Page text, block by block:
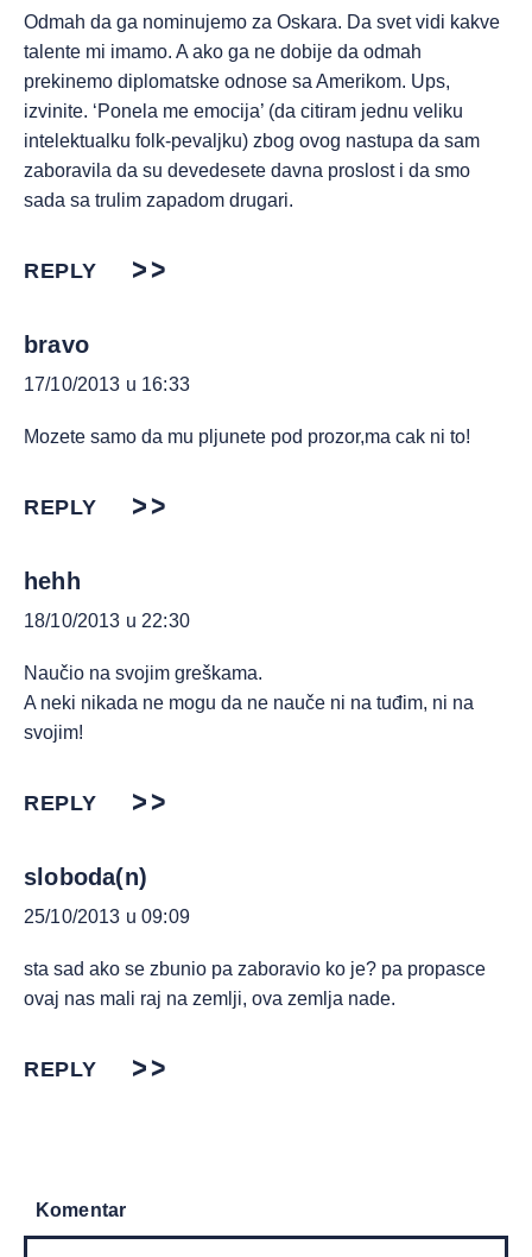
Odmah da ga nominujemo za Oskara. Da svet vidi kakve
talente mi imamo. A ako ga ne dobije da odmah
prekinemo diplomatske odnose sa Amerikom. Ups,
izvinite. ‘Ponela me emocija’ (da citiram jednu veliku
intelektualku folk-pevaljku) zbog ovog nastupa da sam
zaboravila da su devedesete davna proslost i da smo
sada sa trulim zapadom drugari.
REPLY
bravo
17/10/2013 u 16:33
Mozete samo da mu pljunete pod prozor,ma cak ni to!
REPLY
hehh
18/10/2013 u 22:30
Naučio na svojim greškama.
A neki nikada ne mogu da ne nauče ni na tuđim, ni na
svojim!
REPLY
sloboda(n)
25/10/2013 u 09:09
sta sad ako se zbunio pa zaboravio ko je? pa propasce
ovaj nas mali raj na zemlji, ova zemlja nade.
REPLY
Komentar